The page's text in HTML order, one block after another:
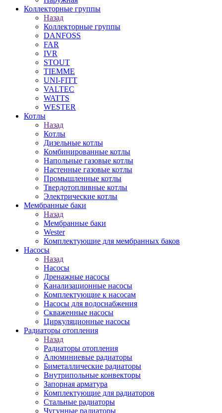
Коллекторные группы
Назад
Коллекторные группы
DANFOSS
FAR
IVR
STOUT
TIEMME
UNI-FITT
VALTEC
WATTS
WESTER
Котлы
Назад
Котлы
Дизельные котлы
Комбинированные котлы
Напольные газовые котлы
Настенные газовые котлы
Промышленные котлы
Твердотопливные котлы
Электрические котлы
Мембранные баки
Назад
Мембранные баки
Wester
Комплектуюшие для мембранных баков
Насосы
Назад
Насосы
Дренажные насосы
Канализационные насосы
Комплектующие к насосам
Насосы для водоснабжения
Скваженные насосы
Циркуляционные насосы
Радиаторы отопления
Назад
Радиаторы отопления
Алюминиевые радиаторы
Биметаллические радиаторы
Внутрипольные конвекторы
Запорная арматура
Комплектующие для радиаторов
Стальные радиаторы
Чугунные радиаторы